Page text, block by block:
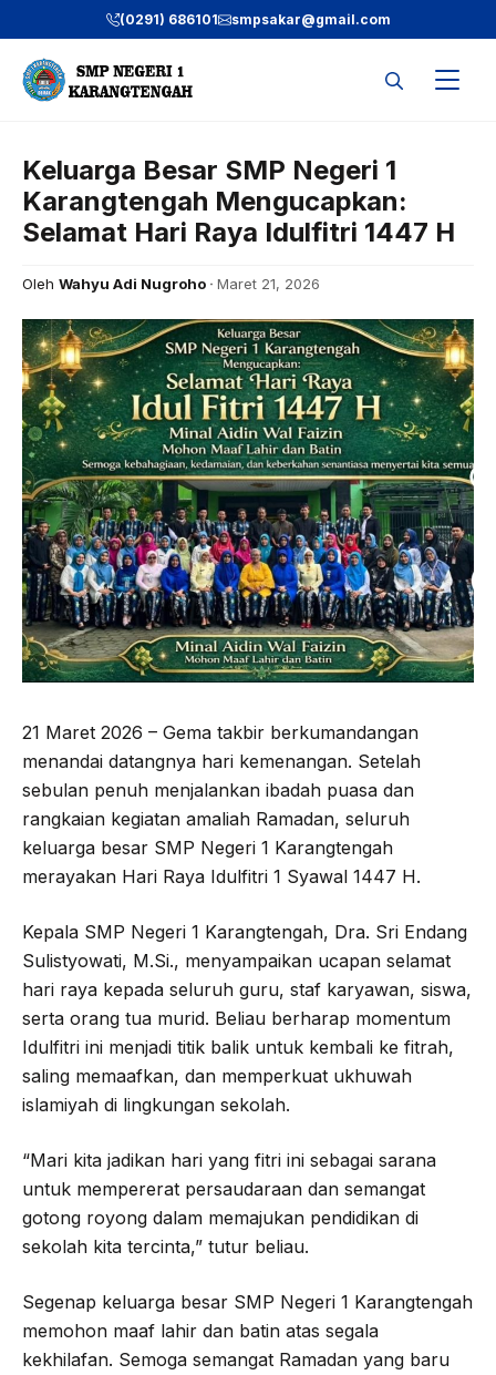
ke
(0291) 686101 smpsakar@gmail.com
Keluarga Besar SMP Negeri 1
Karangtengah Mengucapkan:
Selamat Hari Raya Idulfitri 1447 H
Oleh Wahyu Adi Nugroho Maret 21, 2026
21 Maret 2026 – Gema takbir berkumandangan
menandai datangnya hari kemenangan. Setelah
sebulan penuh menjalankan ibadah puasa dan
rangkaian kegiatan amaliah Ramadan, seluruh
keluarga besar SMP Negeri 1 Karangtengah
merayakan Hari Raya Idulfitri 1 Syawal 1447 H.
Kepala SMP Negeri 1 Karangtengah, Dra. Sri Endang
Sulistyowati, M.Si., menyampaikan ucapan selamat
hari raya kepada seluruh guru, staf karyawan, siswa,
serta orang tua murid. Beliau berharap momentum
Idulfitri ini menjadi titik balik untuk kembali ke fitrah,
saling memaafkan, dan memperkuat ukhuwah
islamiyah di lingkungan sekolah.
“Mari kita jadikan hari yang fitri ini sebagai sarana
untuk mempererat persaudaraan dan semangat
gotong royong dalam memajukan pendidikan di
sekolah kita tercinta,” tutur beliau.
Segenap keluarga besar SMP Negeri 1 Karangtengah
memohon maaf lahir dan batin atas segala
kekhilafan. Semoga semangat Ramadan yang baru